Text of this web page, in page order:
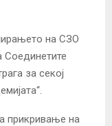
на СЗО
Соединетите
за секој
прикривање на